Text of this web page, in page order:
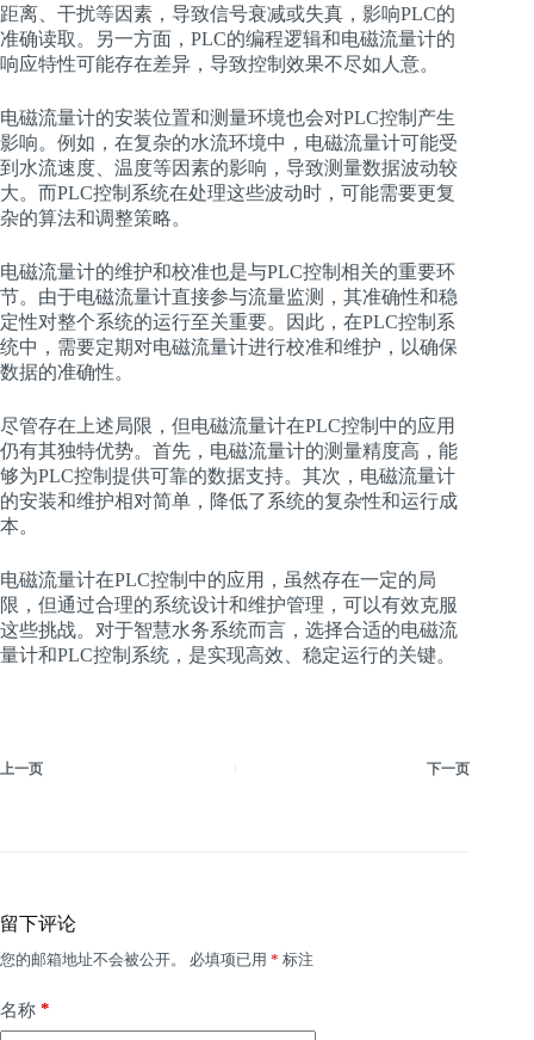
距离、干扰等因素，导致信号衰减或失真，影响PLC的
准确读取。另一方面，PLC的编程逻辑和电磁流量计的
响应特性可能存在差异，导致控制效果不尽如人意。
电磁流量计的安装位置和测量环境也会对PLC控制产生
影响。例如，在复杂的水流环境中，电磁流量计可能受
到水流速度、温度等因素的影响，导致测量数据波动较
大。而PLC控制系统在处理这些波动时，可能需要更复
杂的算法和调整策略。
电磁流量计的维护和校准也是与PLC控制相关的重要环
节。由于电磁流量计直接参与流量监测，其准确性和稳
定性对整个系统的运行至关重要。因此，在PLC控制系
统中，需要定期对电磁流量计进行校准和维护，以确保
数据的准确性。
尽管存在上述局限，但电磁流量计在PLC控制中的应用
仍有其独特优势。首先，电磁流量计的测量精度高，能
够为PLC控制提供可靠的数据支持。其次，电磁流量计
的安装和维护相对简单，降低了系统的复杂性和运行成
本。
电磁流量计在PLC控制中的应用，虽然存在一定的局
限，但通过合理的系统设计和维护管理，可以有效克服
这些挑战。对于智慧水务系统而言，选择合适的电磁流
量计和PLC控制系统，是实现高效、稳定运行的关键。
上一页 下一页
留下评论
您的邮箱地址不会被公开。 必填项已用 * 标注
名称 *